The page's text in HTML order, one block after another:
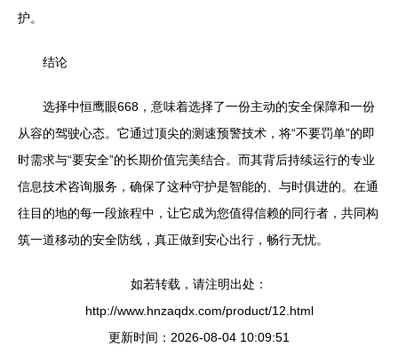
护。
结论
选择中恒鹰眼668，意味着选择了一份主动的安全保障和一份
从容的驾驶心态。它通过顶尖的测速预警技术，将“不要罚单”的即
时需求与“要安全”的长期价值完美结合。而其背后持续运行的专业
信息技术咨询服务，确保了这种守护是智能的、与时俱进的。在通
往目的地的每一段旅程中，让它成为您值得信赖的同行者，共同构
筑一道移动的安全防线，真正做到安心出行，畅行无忧。
如若转载，请注明出处：
http://www.hnzaqdx.com/product/12.html
更新时间：2026-08-04 10:09:51